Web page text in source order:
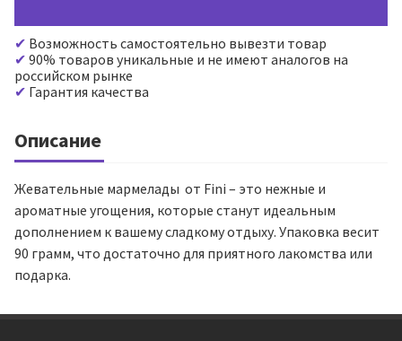
Возможность самостоятельно вывезти товар
90% товаров уникальные и не имеют аналогов на
российском рынке
Гарантия качества
Описание
Жевательные мармелады от Fini – это нежные и
ароматные угощения, которые станут идеальным
дополнением к вашему сладкому отдыху. Упаковка весит
90 грамм, что достаточно для приятного лакомства или
подарка.